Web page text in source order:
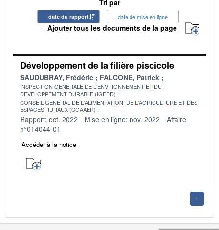
Tri par
date du rapport date de mise en ligne
Ajouter tous les documents de la page
Développement de la filière piscicole
SAUDUBRAY, Frédéric FALCONE, Patrick
INSPECTION GENERALE DE L'ENVIRONNEMENT ET DU
DEVELOPPEMENT DURABLE (IGEDD)
CONSEIL GENERAL DE L'ALIMENTATION, DE L'AGRICULTURE ET DES
ESPACES RURAUX (CGAAER)
Rapport: oct. 2022 Mise en ligne: nov. 2022
Affaire
n°014044-01
Accéder à la notice
1